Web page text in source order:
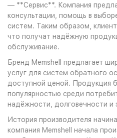
— **Сервис**. Компания
консультации, помощь в
систем. Таким образом,
что получат надёжную
обслуживание.
Бренд Memshell предлагает
услуг для систем обратного
доступной ценой. Продукция
популярностью среди
надёжности, долговечности и
История производителя
компания Memshell начала